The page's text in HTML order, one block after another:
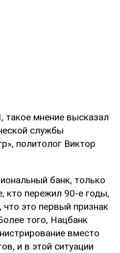
, такое мнение высказал
службы
политолог Виктор
банк, только
кто пережил 90-е годы,
это первый признак
того, Нацбанк
вместо
и в этой ситуации